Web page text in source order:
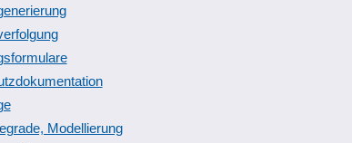
Modellierung